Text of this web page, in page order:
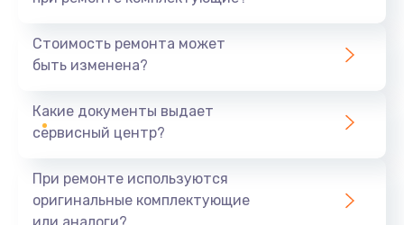
1440 руб.
Ремонт южного моста
Замена батарейки BIOS
Стоимость ремонта может
быть изменена?
Какие документы выдает
сервисный центр?
При ремонте используются
оригинальные комплектующие
или аналоги?